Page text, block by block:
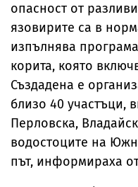
опасност от
язовирите са в
изпълнява
корита, която
Създадена е
близо 40 участъци,
Перловска,
водостоците на
път, информираха